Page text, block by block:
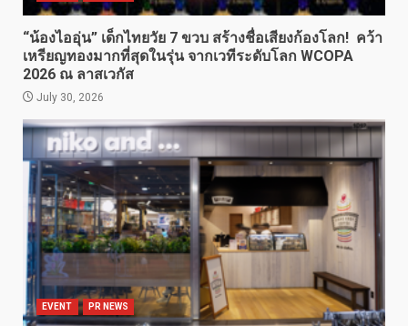
“น้องไออุ่น” เด็กไทยวัย 7 ขวบ สร้างชื่อเสียงก้องโลก! คว้า
เหรียญทองมากที่สุดในรุ่น จากเวทีระดับโลก WCOPA
2026 ณ ลาสเวกัส
July 30, 2026
EVENT PR NEWS